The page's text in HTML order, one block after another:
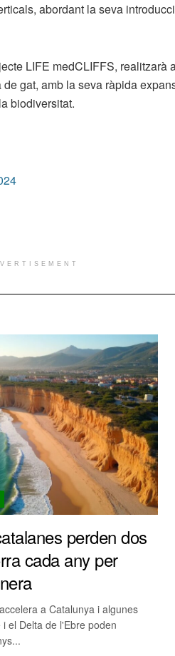
abordant la seva
LIFE medCLIFFS,
gat, amb la seva ràpida
biodiversitat.
perden dos
cada any per
a Catalunya i algunes
el Delta de l'Ebre poden